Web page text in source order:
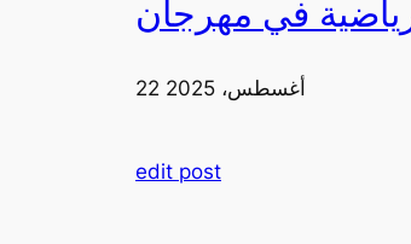
22 أغسطس، 2025
edit post